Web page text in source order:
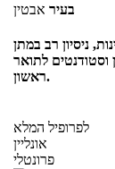
בעיר אבטין
ניסיון רב במתן
וסטודנטים לתואר
ראשון.
לפרופיל המלא
אונליין
פרונטלי